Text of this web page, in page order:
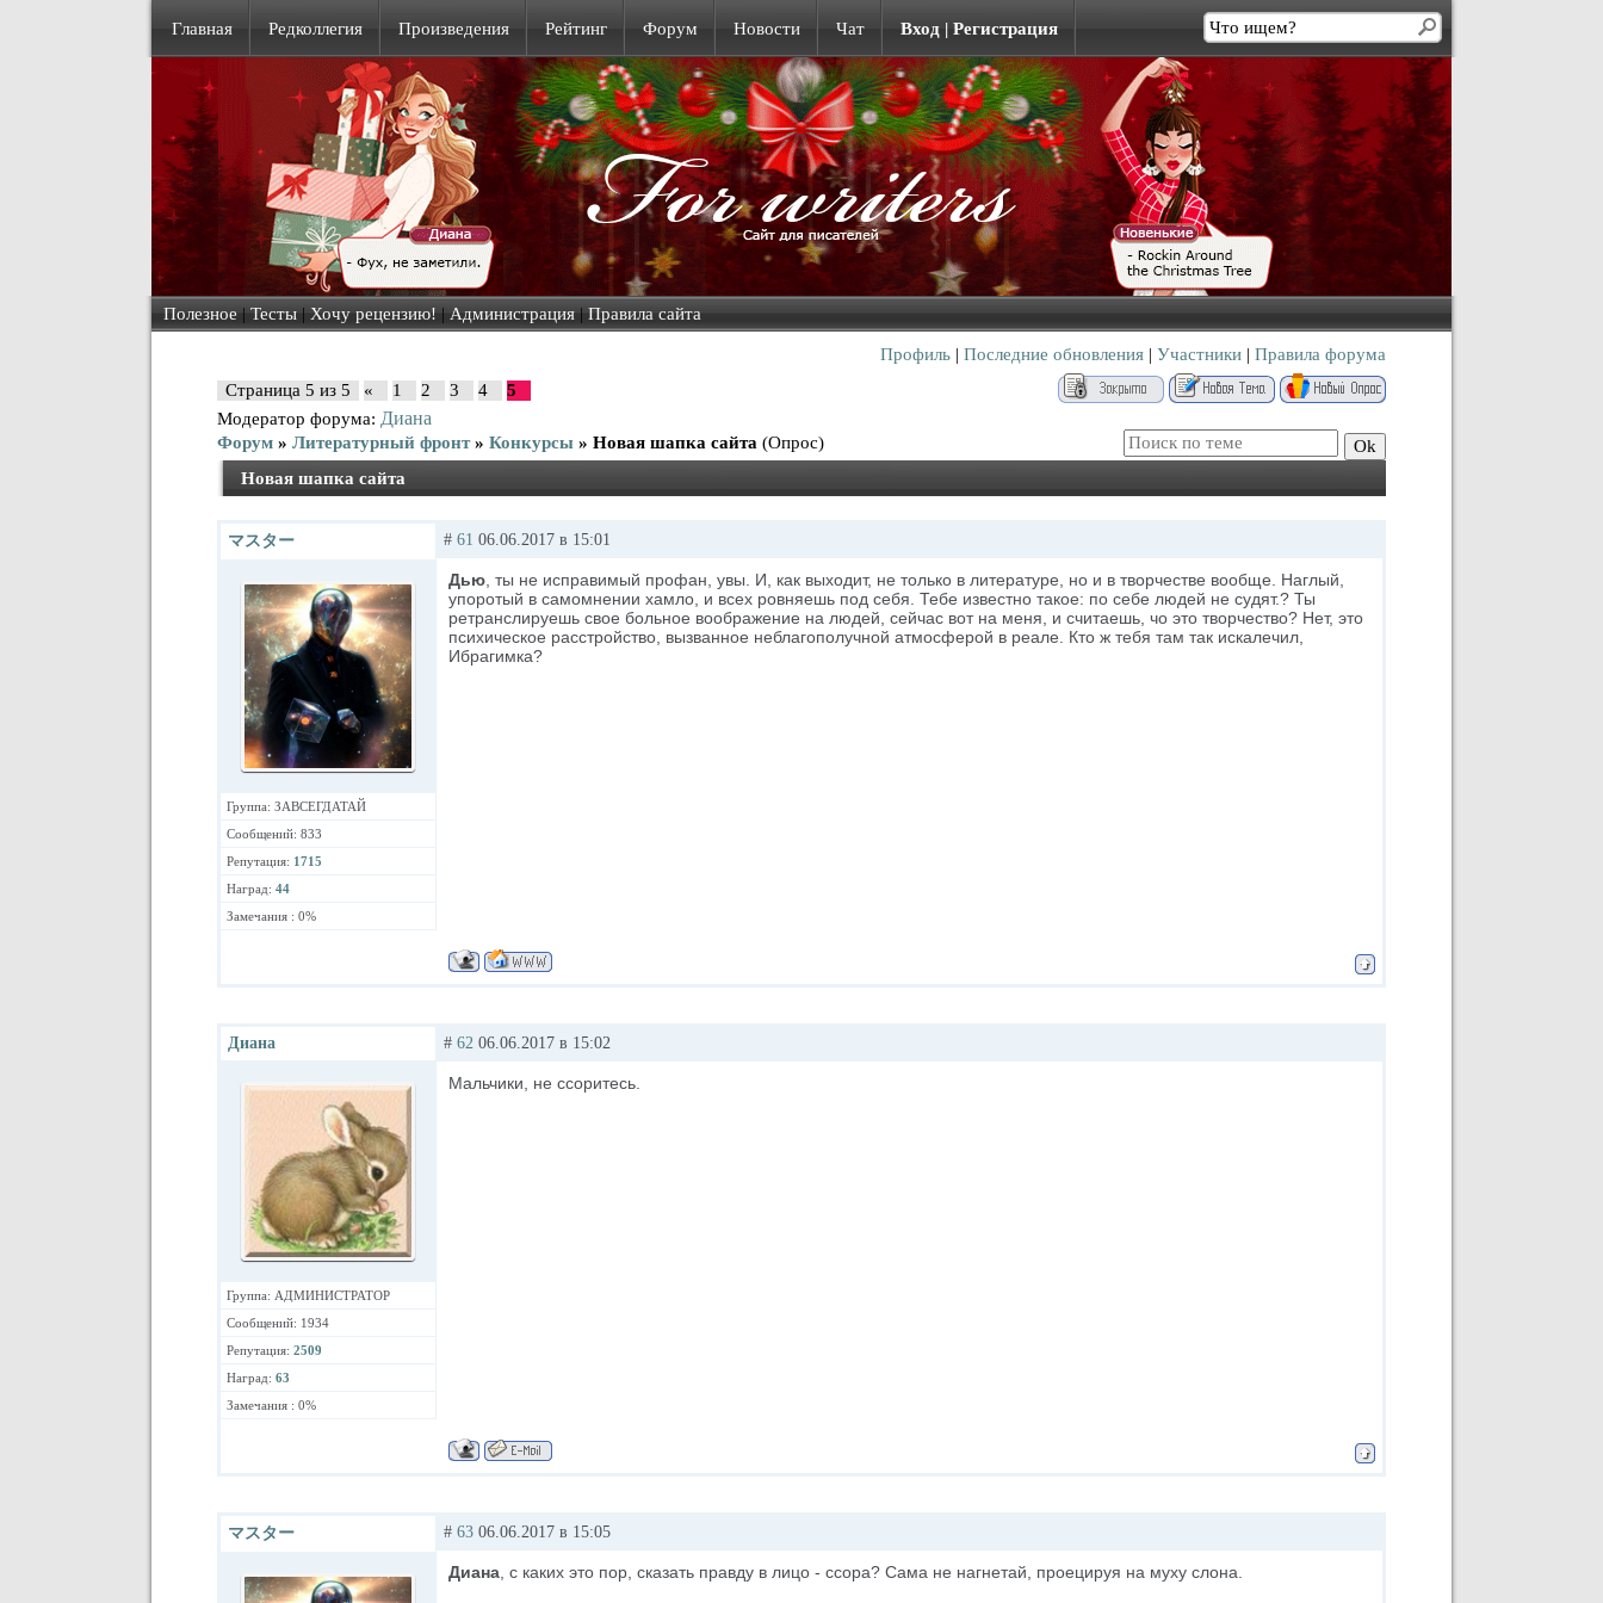
Главная Редколлегия Произведения Рейтинг Форум Новости Чат Вход | Регистрация
Полезное | Тесты | Хочу рецензию! | Администрация | Правила сайта
Профиль | Последние обновления | Участники | Правила форума
Страница 5 из 5 « 1 2 3 4
5
Модератор форума: Диана
Форум » Литературный фронт » Конкурсы » Новая шапка сайта (Опрос)
Новая шапка сайта
マスター
Группа: ЗАВСЕГДАТАЙ
Сообщений: 833
Репутация: 1715
Наград: 44
Замечания : 0%
# 61 06.06.2017 в 15:01
Дью , ты не исправимый профан, увы. И, как выходит, не только в литературе, но и в творчестве вообще. Наглый,
упоротый в самомнении хамло, и всех ровняешь под себя. Тебе известно такое: по себе людей не судят.? Ты
ретранслируешь свое больное воображение на людей, сейчас вот на меня, и считаешь, чо это творчество? Нет, это
психическое расстройство, вызванное неблагополучной атмосферой в реале. Кто ж тебя там так искалечил,
Ибрагимка?
Диана
Группа: АДМИНИСТРАТОР
Сообщений: 1934
Репутация: 2509
Наград: 63
Замечания : 0%
# 62 06.06.2017 в 15:02
Мальчики, не ссоритесь.
マスター # 63 06.06.2017 в 15:05
Диана , с каких это пор, сказать правду в лицо - ссора? Сама не нагнетай, проецируя на муху слона.